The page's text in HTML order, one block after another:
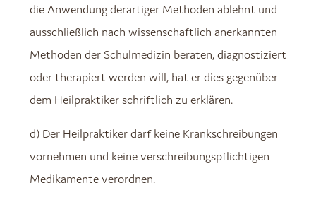
die Anwendung derartiger Methoden ablehnt und
ausschließlich nach wissenschaftlich anerkannten
Methoden der Schulmedizin beraten, diagnostiziert
oder therapiert werden will, hat er dies gegenüber
dem Heilpraktiker schriftlich zu erklären.
d) Der Heilpraktiker darf keine Krankschreibungen
vornehmen und keine verschreibungspflichtigen
Medikamente verordnen.